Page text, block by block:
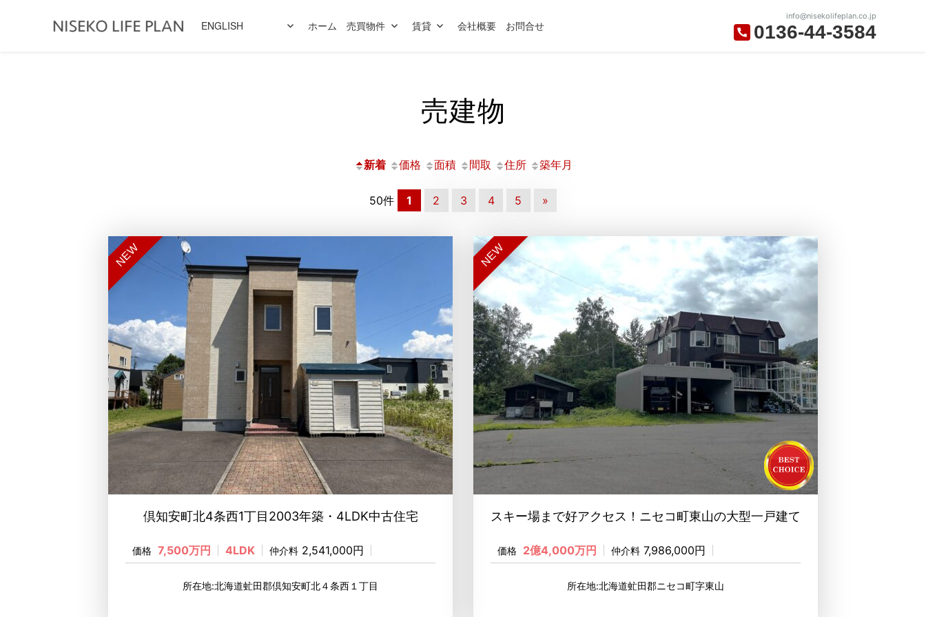
ENGLISH ホーム 売買物件 賃貸 会社概要 お問合せ
info@nisekolifeplan.co.jp
0136-44-3584
売建物
新着 価格 面積 間取 住所 築年月
50件 1 2 3 4 5 »
NEW
倶知安町北4条西1丁目2003年築・4LDK中古住宅
価格 7,500万円 4LDK 仲介料 2,541,000円
所在地:北海道虻田郡倶知安町北４条西１丁目
NEW
スキー場まで好アクセス！ニセコ町東山の大型一戸建て
価格 2億4,000万円 仲介料 7,986,000円
所在地:北海道虻田郡ニセコ町字東山